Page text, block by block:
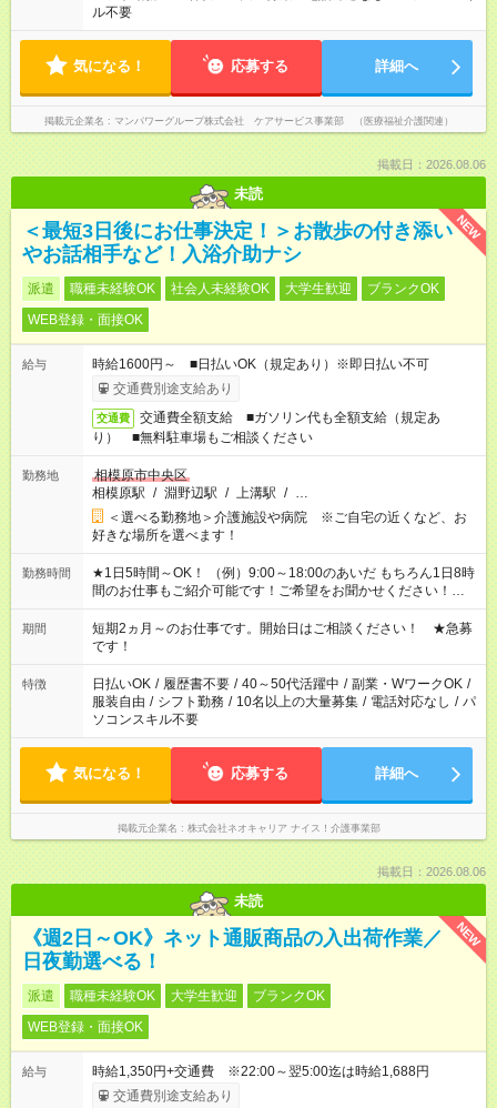
ル不要
気になる！ 応募する 詳細へ
掲載元企業名 マンパワーグループ株式会社 ケアサービス事業部 （医療福祉介護関連）
掲載日：2026.08.06
未読
NEW
＜最短3日後にお仕事決定！＞お散歩の付き添い
やお話相手など！入浴介助ナシ
派遣 職種未経験OK 社会人未経験OK 大学生歓迎
ブランクOK
WEB登録・面接OK
給与
時給1600円～ ■日払いOK（規定あり）※即日払い不可
交通費別途支給あり
交通費
交通費全額支給 ■ガソリン代も全額支給（規定あ
り） ■無料駐車場もご相談ください
勤務地
相模原市中央区
相模原駅 / 淵野辺駅 / 上溝駅 / …
＜選べる勤務地＞介護施設や病院 ※ご自宅の近くなど、お
好きな場所を選べます！
勤務時間
★1日5時間～OK！ （例）9:00～18:00のあいだ もちろん1日8時
間のお仕事もご紹介可能です！ご希望をお聞かせください！★家
庭の都合でお休みが必要な場合も遠慮なくご相談ください。 ※
週最低15時間以上の勤務が必要です
期間
短期2ヵ月～のお仕事です。開始日はご相談ください！ ★急募
です！
特徴 日払いOK / 履歴書不要 / 40～50代活躍中 / 副業・WワークOK /
服装自由 / シフト勤務 / 10名以上の大量募集 / 電話対応なし / パ
ソコンスキル不要
気になる！ 応募する 詳細へ
掲載元企業名 株式会社ネオキャリア ナイス！介護事業部
掲載日：2026.08.06
未読
NEW
《週2日～OK》ネット通販商品の入出荷作業／
日夜勤選べる！
派遣 職種未経験OK 大学生歓迎
ブランクOK
WEB登録・面接OK
給与
時給1,350円+交通費 ※22:00～翌5:00迄は時給1,688円
交通費別途支給あり